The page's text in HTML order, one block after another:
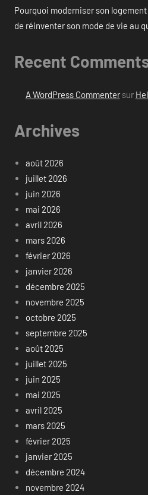
Pourquoi moderniser son
de réinventer son mode de vie au
Recent
A WordPress Commentersur
Archives
août 2026
juillet 2026
juin 2026
mai 2026
avril 2026
mars 2026
février 2026
janvier 2026
décembre 2025
novembre 2025
octobre 2025
septembre 2025
août 2025
juillet 2025
juin 2025
mai 2025
avril 2025
mars 2025
février 2025
janvier 2025
décembre 2024
novembre 2024